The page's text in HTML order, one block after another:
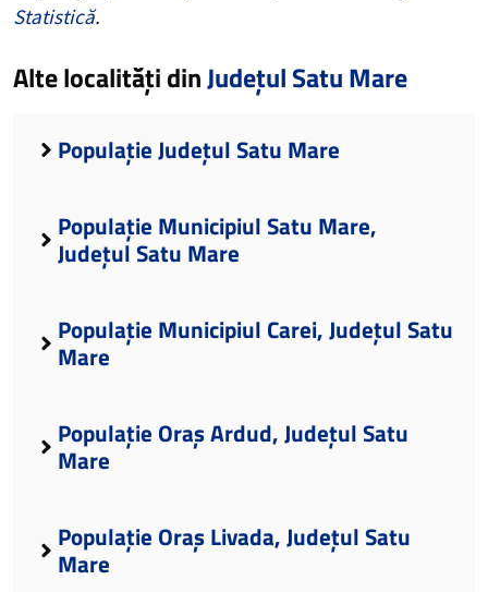
Statistică.
Alte localități dinJudețul Satu Mare
Populație Județul Satu Mare
Populație Municipiul Satu Mare,
Județul Satu Mare
Populație Municipiul Carei, Județul Satu
Mare
Populație Oraș Ardud, Județul Satu
Mare
Populație Oraș Livada, Județul Satu
Mare